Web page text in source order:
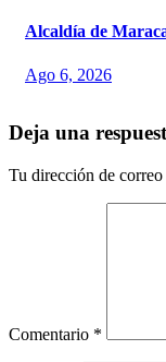
Alcaldía de
Ago 6, 2026
Deja una
Tu dirección de
Comentario *